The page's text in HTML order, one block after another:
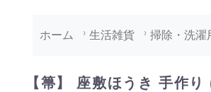
ホーム 生活雑貨 掃除・洗濯
【箒】 座敷ほうき 手作